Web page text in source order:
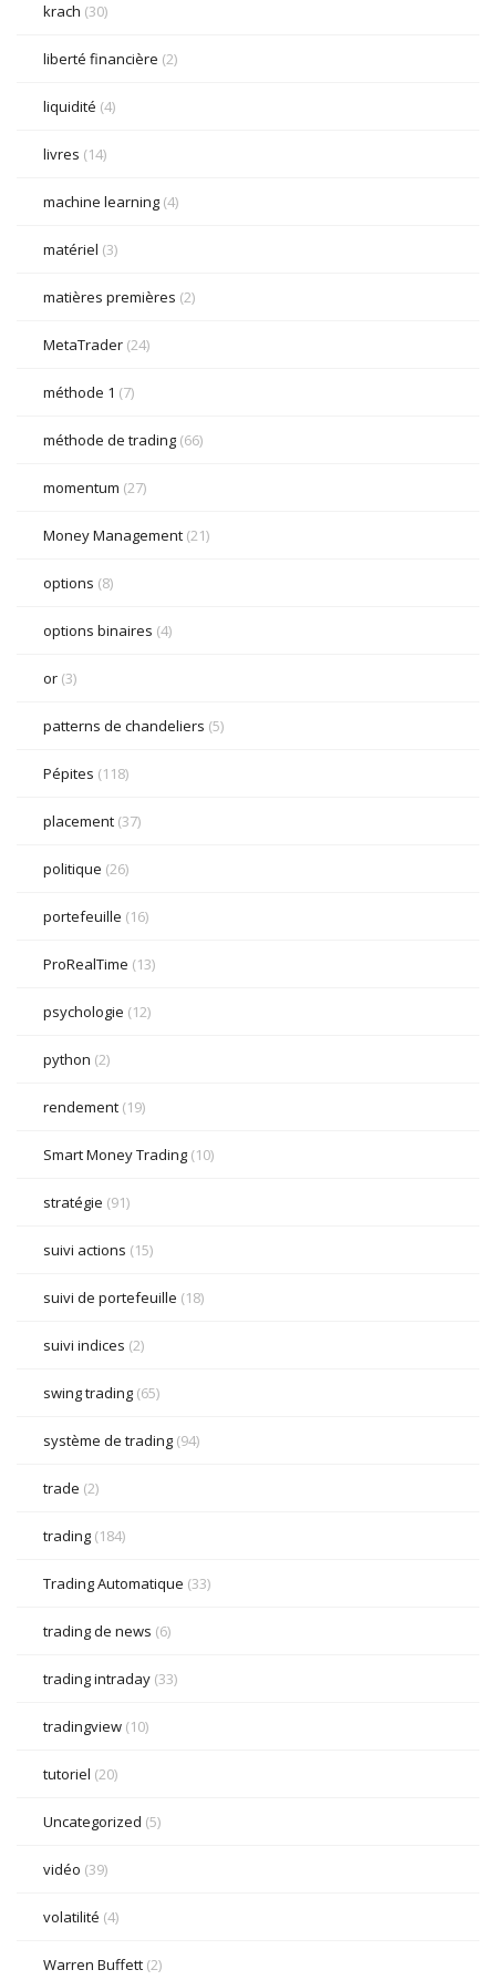
krach (30)
liberté financière (2)
liquidité (4)
livres (14)
machine learning (4)
matériel (3)
matières premières (2)
MetaTrader (24)
méthode 1 (7)
méthode de trading (66)
momentum (27)
Money Management (21)
options (8)
options binaires (4)
or (3)
patterns de chandeliers (5)
Pépites (118)
placement (37)
politique (26)
portefeuille (16)
ProRealTime (13)
psychologie (12)
python (2)
rendement (19)
Smart Money Trading (10)
stratégie (91)
suivi actions (15)
suivi de portefeuille (18)
suivi indices (2)
swing trading (65)
système de trading (94)
trade (2)
trading (184)
Trading Automatique (33)
trading de news (6)
trading intraday (33)
tradingview (10)
tutoriel (20)
Uncategorized (5)
vidéo (39)
volatilité (4)
Warren Buffett (2)